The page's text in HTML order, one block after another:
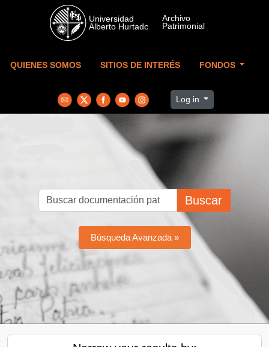
Skip to main content
QUIENES SOMOS SITIOS DE INTERÉS FONDOS
Log in
Buscar
Búsqueda Avanzada »